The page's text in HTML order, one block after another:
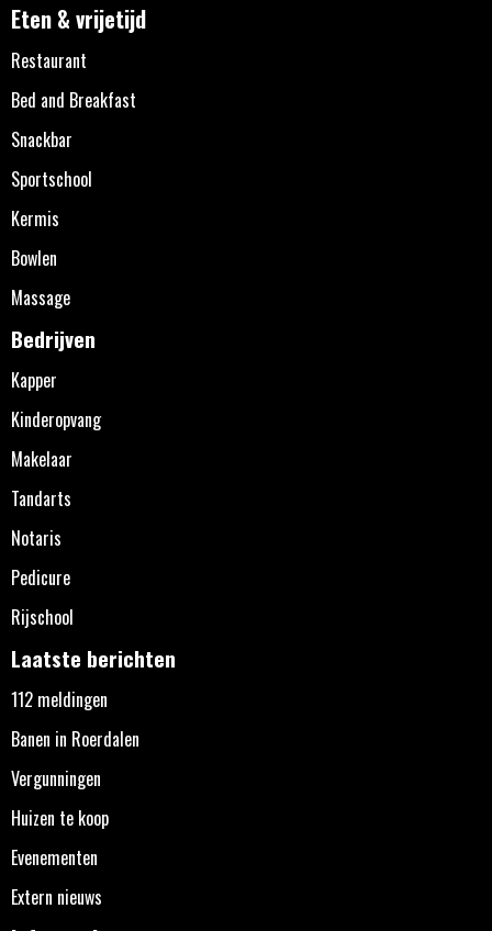
Eten & vrijetijd
Restaurant
Bed and Breakfast
Snackbar
Sportschool
Kermis
Bowlen
Massage
Bedrijven
Kapper
Kinderopvang
Makelaar
Tandarts
Notaris
Pedicure
Rijschool
Laatste berichten
112 meldingen
Banen in Roerdalen
Vergunningen
Huizen te koop
Evenementen
Extern nieuws